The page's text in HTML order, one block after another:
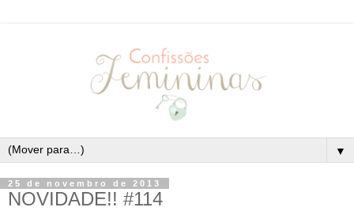
▼
25 de novembro de 2013
NOVIDADE!! #114